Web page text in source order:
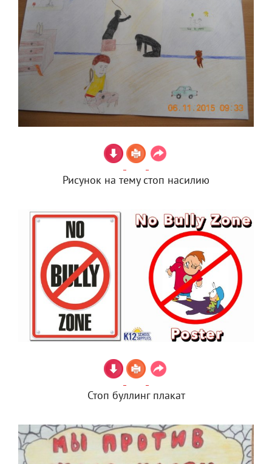
Рисунок на тему стоп насилию
Стоп буллинг плакат